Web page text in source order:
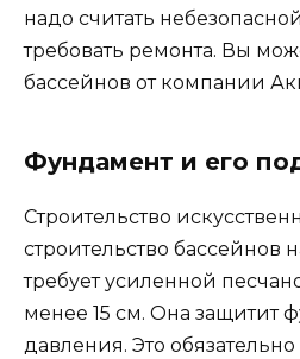
надо считать
требовать ремонта. Вы
бассейнов от компании
Фундамент и его
Строительство
строительство бассейнов
требует усиленной
менее 15 см. Она защитит
давления. Это